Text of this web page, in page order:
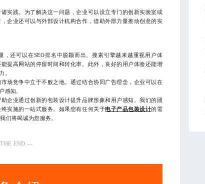
实践。为了解决这一问题，企业可以设立专门的创新实验室或
企业还可以与外部设计机构合作，借助外部力量推动创意的实
还可以在SEO排名中脱颖而出。搜索引擎越来越重视用户体
提高网站的停留时间和转化率。此外，良好的用户体验还能增
。
场竞争中立于不败之地。通过结合协同广告理念，企业可以在
感知。
企业通过创新的包装设计提升品牌形象和用户感知。我们的团
实施的一站式服务。如果您有任何关于电子产品包装设计的需
们将竭诚为您服务。
END —